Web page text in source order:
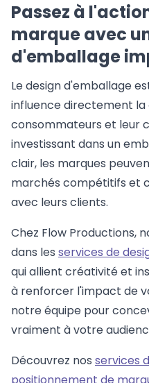
Passez à
marque avec
d'emballage
Le design d'emballage
influence directement la
consommateurs et leur
investissant dans un
clair, les marques
marchés compétitifs et
avec leurs clients.
Chez Flow Productions,
dans les services de
qui allient créativité et
à renforcer l'impact de
notre équipe pour
vraiment à votre
Découvrez nos services